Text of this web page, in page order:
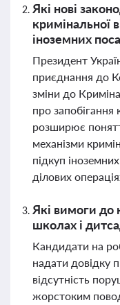
Які нові
кримінальної
іноземних
Президент
приєднання до
зміни до
про запобігання
розширює
механізми
підкуп
ділових
Які вимоги до
школах і
Кандидати на
надати довідку
відсутність
жорстоким